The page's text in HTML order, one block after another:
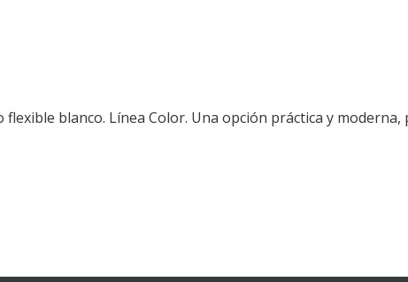
blanco. Línea Color. Una opción práctica y